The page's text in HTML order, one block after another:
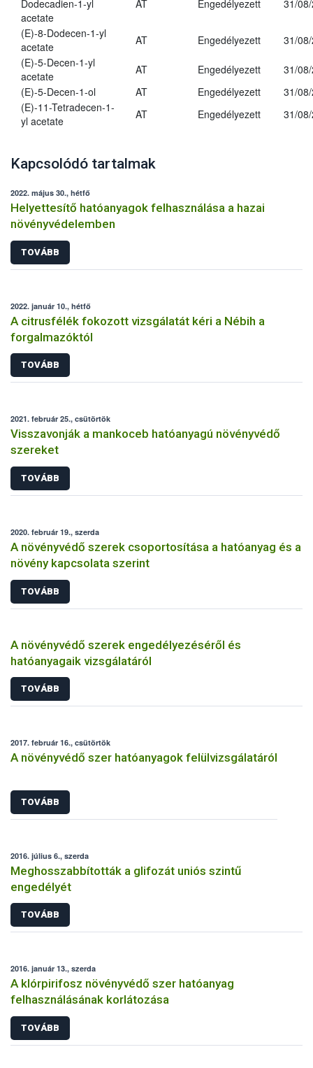
Dodecadien-1-yl
acetate
AT Engedélyezett 31/
(E)-8-Dodecen-1-yl
acetate
AT Engedélyezett
31/
(E)-5-Decen-1-yl
acetate
AT Engedélyezett
31/
(E)-5-Decen-1-ol
AT Engedélyezett
31/
(E)-11-Tetradecen-1-
yl acetate
AT Engedélyezett 31/
Kapcsolódó tartalmak
2022. május 30., hétfő
Helyettesítő hatóanyagok felhasználása a hazai
növényvédelemben
TOVÁBB
2022. január 10., hétfő
A citrusfélék fokozott vizsgálatát kéri a Nébih a
forgalmazóktól
TOVÁBB
2021. február 25., csütörtök
Visszavonják a mankoceb hatóanyagú növényvédő
szereket
TOVÁBB
2020. február 19., szerda
A növényvédő szerek csoportosítása a hatóanyag és a
növény kapcsolata szerint
TOVÁBB
A növényvédő szerek engedélyezéséről és
hatóanyagaik vizsgálatáról
TOVÁBB
2017. február 16., csütörtök
A növényvédő szer hatóanyagok felülvizsgálatáról
TOVÁBB
2016. július 6., szerda
Meghosszabbították a glifozát uniós szintű
engedélyét
TOVÁBB
2016. január 13., szerda
A klórpirifosz növényvédő szer hatóanyag
felhasználásának korlátozása
TOVÁBB